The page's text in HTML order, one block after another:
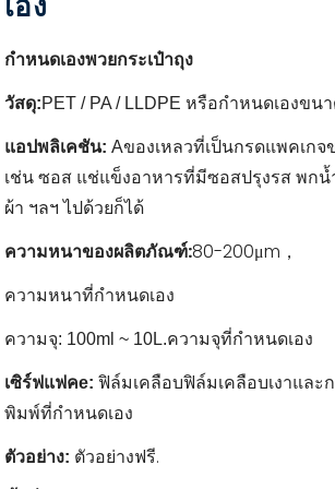
เอง
กำหนดเองพวยกระเป๋าถุง
วัสดุ:PET / PA / LLDPE หรือกำหนดเองขน
แอปพลิเคชัน: Aของเหลวที่เป็นกรดแพคเกจ
เช่น ซอส แช่แข็งอาหารที่มีซอสปรุงรส พกน้
ผ้า ฯลฯ ไปด้วยก็ได้
ความหนาของผลิตภัณฑ์:80-200μm ，
ความหนาที่กำหนดเอง
ความจุ: 100ml ~ 10L.ความจุที่กำหนดเอง
เซิร์ฟแฟคe: ฟิล์มเคลือบฟิล์มเคลือบเงาและ
พิมพ์ที่กำหนดเอง
ตัวอย่าง: ตัวอย่างฟรี.